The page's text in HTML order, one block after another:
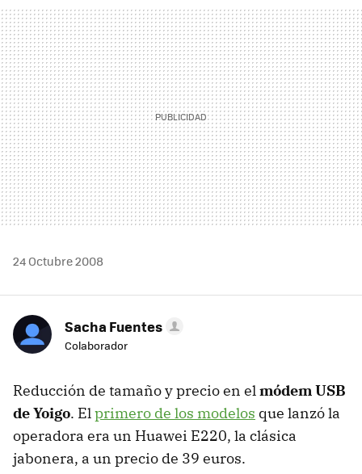
MAIL
24 Octubre 2008
Sacha Fuentes
Colaborador
Reducción de tamaño y precio en elmódem USB
de Yoigo. Elprimero de los modelos que lanzó la
operadora era un Huawei E220, la clásica
jabonera, a un precio de 39 euros.